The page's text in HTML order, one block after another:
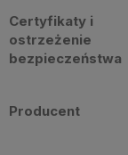
Certyfikaty i
ostrzeżenie
bezpieczeństwa
Producent